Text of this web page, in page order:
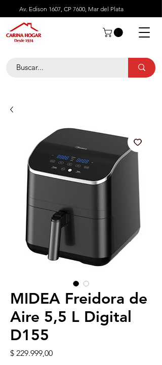
Av. Edison 1607, CP 7600, Mar del Plata
MIDEA Freidora de
Aire 5,5 L Digital
D155
$ 229.999,00Precio